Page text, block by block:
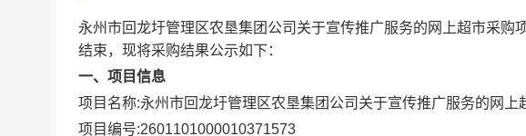
永州市回龙圩管理区农垦集团公司关于宣传推广服务的网上超市采购
结束，现将采购结果公示如下：
一、项目信息
项目名称:永州市回龙圩管理区农垦集团公司关于宣传推广服务的网上
项目编号:2601101000010371573